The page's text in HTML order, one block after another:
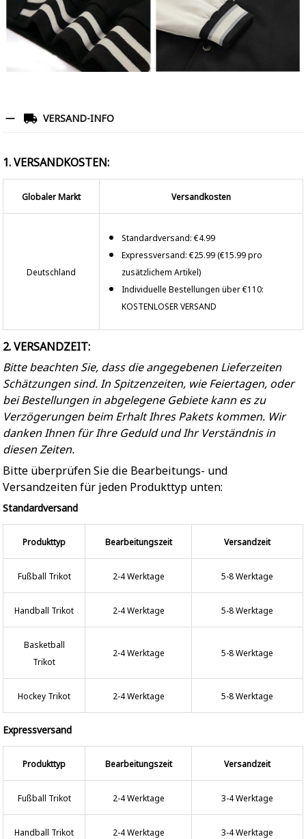
VERSAND-INFO
1. VERSANDKOSTEN:
Globaler Markt Versandkosten
Deutschland
Standardversand: €4.99
Expressversand: €25.99 (€15.99 pro
zusätzlichem Artikel)
Individuelle Bestellungen über €110:
KOSTENLOSER VERSAND
2. VERSANDZEIT:
Bitte beachten Sie, dass die angegebenen Lieferzeiten
Schätzungen sind. In Spitzenzeiten, wie Feiertagen, oder
bei Bestellungen in abgelegene Gebiete kann es zu
Verzögerungen beim Erhalt Ihres Pakets kommen. Wir
danken Ihnen für Ihre Geduld und Ihr Verständnis in
diesen Zeiten.
Bitte überprüfen Sie die Bearbeitungs- und
Versandzeiten für jeden Produkttyp unten:
Standardversand
Produkttyp Bearbeitungszeit Versandzeit
Fußball Trikot 2-4 Werktage 5-8 Werktage
Handball Trikot 2-4 Werktage 5-8 Werktage
Basketball
Trikot
2-4 Werktage 5-8 Werktage
Hockey Trikot 2-4 Werktage 5-8 Werktage
Expressversand
Produkttyp Bearbeitungszeit Versandzeit
Fußball Trikot 2-4 Werktage 3-4 Werktage
Handball Trikot 2-4 Werktage 3-4 Werktage